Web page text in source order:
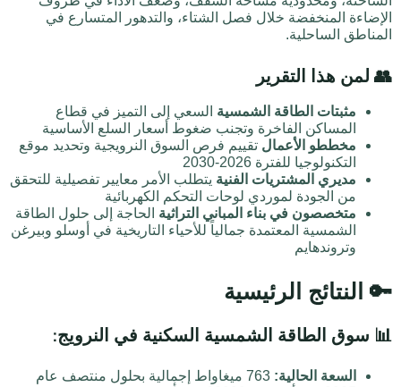
الإضاءة المنخفضة خلال فصل الشتاء، والتدهور المتسارع في
المناطق الساحلية.
👥 لمن هذا التقرير
مثبتات الطاقة الشمسية السعي إلى التميز في قطاع
المساكن الفاخرة وتجنب ضغوط أسعار السلع الأساسية
مخططو الأعمال تقييم فرص السوق النرويجية وتحديد موقع
التكنولوجيا للفترة 2026-2030
مديري المشتريات الفنية يتطلب الأمر معايير تفصيلية للتحقق
من الجودة لموردي لوحات التحكم الكهربائية
متخصصون في بناء المباني التراثية الحاجة إلى حلول الطاقة
الشمسية المعتمدة جمالياً للأحياء التاريخية في أوسلو وبيرغن
وتروندهايم
🔑 النتائج الرئيسية
📊 سوق الطاقة الشمسية السكنية في النرويج:
السعة الحالية:
763 ميغاواط إجمالية بحلول منتصف عام